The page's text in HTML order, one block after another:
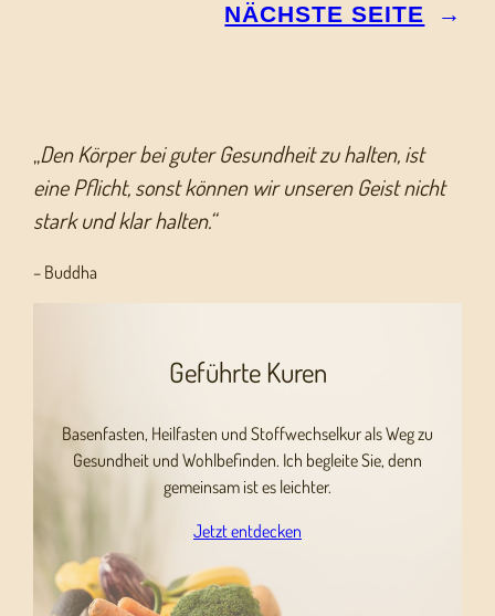
NÄCHSTE SEITE →
„Den Körper bei guter Gesundheit zu halten, ist
eine Pflicht, sonst können wir unseren Geist nicht
stark und klar halten.“
– Buddha
Geführte Kuren
Basenfasten, Heilfasten und Stoffwechselkur als Weg zu
Gesundheit und Wohlbefinden. Ich begleite Sie, denn
gemeinsam ist es leichter.
Jetzt entdecken